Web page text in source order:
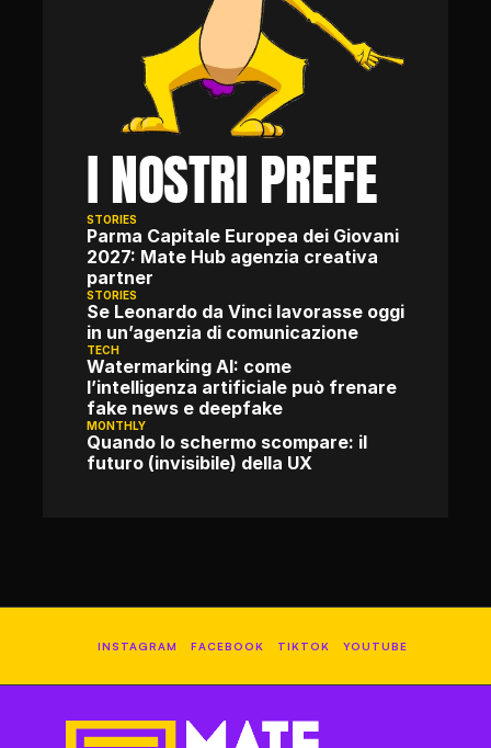
I NOSTRI PREFE
STORIES
Parma Capitale Europea dei Giovani
2027: Mate Hub agenzia creativa
partner
STORIES
Se Leonardo da Vinci lavorasse oggi
in un’agenzia di comunicazione
TECH
Watermarking AI: come
l’intelligenza artificiale può frenare
fake news e deepfake
MONTHLY
Quando lo schermo scompare: il
futuro (invisibile) della UX
INSTAGRAM FACEBOOK TIKTOK YOUTUBE